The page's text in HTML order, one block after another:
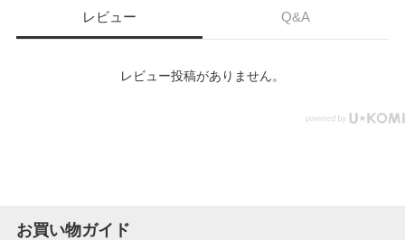
レビュー Q&A
レビュー投稿がありません。
お買い物ガイド